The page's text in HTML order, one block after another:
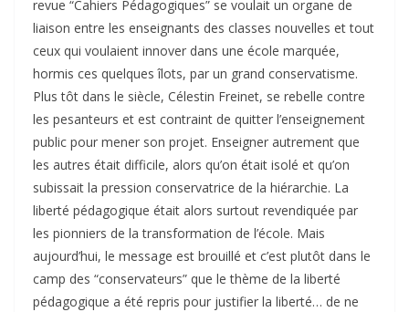
revue “Cahiers Pédagogiques” se voulait un organe de
liaison entre les enseignants des classes nouvelles et tout
ceux qui voulaient innover dans une école marquée,
hormis ces quelques îlots, par un grand conservatisme.
Plus tôt dans le siècle, Célestin Freinet, se rebelle contre
les pesanteurs et est contraint de quitter l’enseignement
public pour mener son projet. Enseigner autrement que
les autres était difficile, alors qu’on était isolé et qu’on
subissait la pression conservatrice de la hiérarchie. La
liberté pédagogique était alors surtout revendiquée par
les pionniers de la transformation de l’école. Mais
aujourd’hui, le message est brouillé et c’est plutôt dans le
camp des “conservateurs” que le thème de la liberté
pédagogique a été repris pour justifier la liberté… de ne